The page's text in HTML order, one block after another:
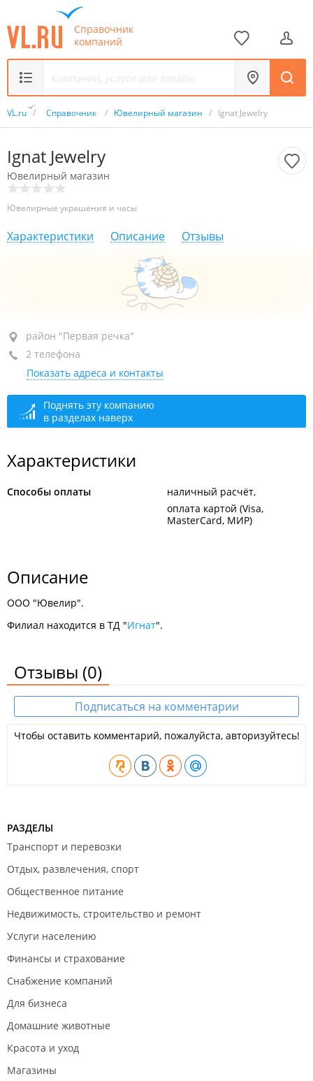
Справочник
компаний
VL.ru / Справочник / Ювелирный магазин / Ignat Jewelry
Ignat Jewelry
Ювелирный магазин
Ювелирные украшения и часы
Характеристики Описание Отзывы
район "Первая речка", ул. Комсомольская, 13
ТД "Игнат", 1-й этаж
+7 (423) 242-35-50
+7 902 555-30-89
сегодня закрыто
район "Первая речка"
2 телефона
Показать адреса и контакты
Поднять эту компанию
в разделах наверх
Характеристики
Способы оплаты
наличный расчёт
оплата картой (Visa,
MasterCard, МИР)
Описание
ООО "Ювелир".
Филиал находится в ТД "Игнат".
Отзывы (0)
Подписаться на комментарии
Чтобы оставить комментарий, пожалуйста, авторизуйтесь!
РАЗДЕЛЫ
Транспорт и перевозки
Отдых, развлечения, спорт
Общественное питание
Недвижимость, строительство и ремонт
Услуги населению
Финансы и страхование
Снабжение компаний
Для бизнеса
Домашние животные
Красота и уход
Магазины